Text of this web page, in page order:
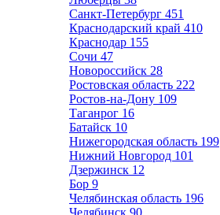
Санкт-Петербург 451
Краснодарский край 410
Краснодар 155
Сочи 47
Новороссийск 28
Ростовская область 222
Ростов-на-Дону 109
Таганрог 16
Батайск 10
Нижегородская область 199
Нижний Новгород 101
Дзержинск 12
Бор 9
Челябинская область 196
Челябинск 90